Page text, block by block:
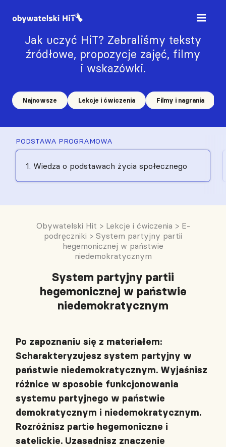
Jak uczyć HiT? Zebraliśmy teksty
źródłowe, propozycje zajęć, filmy
i wskazówki.
Najnowsze Lekcje i ćwiczenia Filmy i nagrania
PODSTAWA PROGRAMOWA
1. Wiedza o podstawach życia społecznego
Obywatelski Hit > Lekcje i ćwiczenia > E-
podręczniki > System partyjny partii
hegemonicznej w państwie
niedemokratycznym
System partyjny partii
hegemonicznej w państwie
niedemokratycznym
Po zapoznaniu się z materiałem:
Scharakteryzujesz system partyjny w
państwie niedemokratycznym. Wyjaśnisz
różnice w sposobie funkcjonowania
systemu partyjnego w państwie
demokratycznym i niedemokratycznym.
Rozróżnisz partie hegemoniczne i
satelickie. Uzasadnisz znaczenie